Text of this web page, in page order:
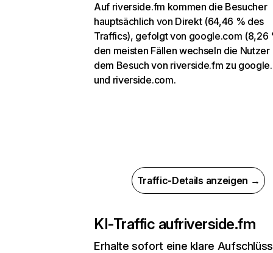
Auf riverside.fm kommen die Besucher
hauptsächlich von Direkt (64,46 % des
Traffics), gefolgt von google.com (8,26
den meisten Fällen wechseln die Nutzer
dem Besuch von riverside.fm zu
und riverside.com.
Traffic-Details anzeigen →
KI-Traffic aufriverside.fm
Erhalte sofort eine klare